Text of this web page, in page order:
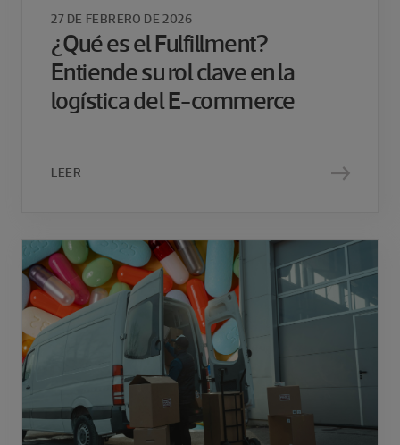
27 DE FEBRERO DE 2026
¿Qué es el Fulfillment?
Entiende su rol clave en la
logística del E-commerce
LEER